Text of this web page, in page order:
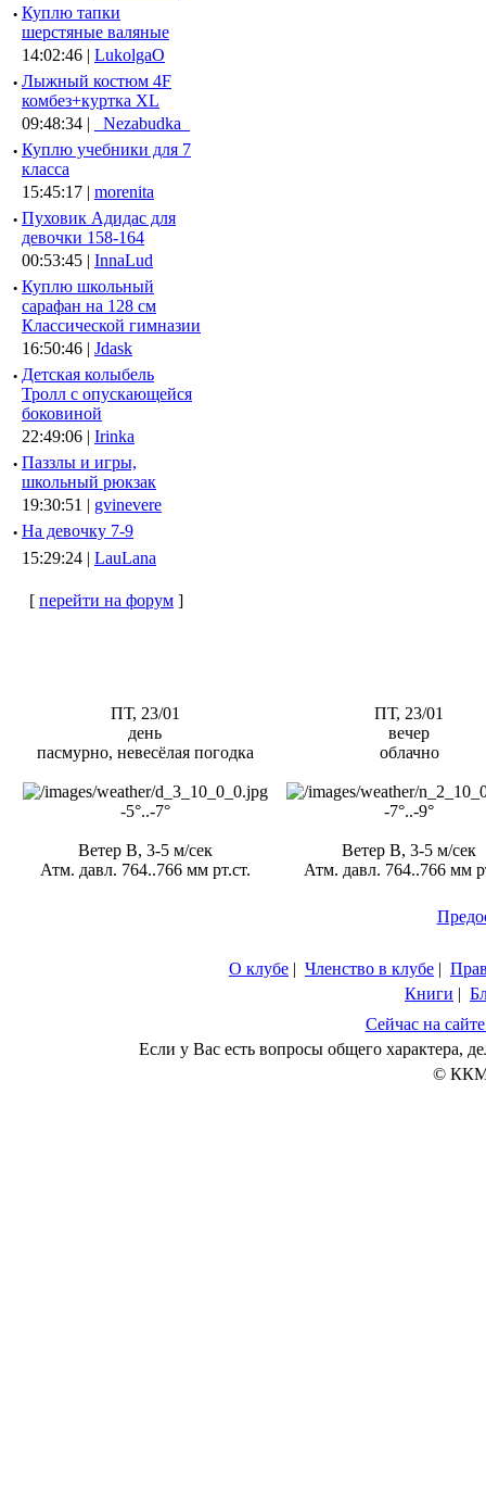
· Куплю тапки
шерстяные валяные
14:02:46 | LukolgaO
· Лыжный костюм 4F
комбез+куртка XL
09:48:34 |
_Nezabudka_
· Куплю учебники для 7
класса
15:45:17 | morenita
· Пуховик Адидас для
девочки 158-164
00:53:45 | InnaLud
· Куплю школьный
сарафан на 128 см
Классической гимназии
16:50:46 | Jdask
· Детская колыбель
Тролл с опускающейся
боковиной
22:49:06 | Irinka
· Паззлы и игры,
школьный рюкзак
19:30:51 | gvinevere
· Hа девочку 7-9
15:29:24 | LauLana
[ перейти на форум ]
ПТ, 23/01
день
пасмурно, невесёлая погодка
-5°..-7°
Ветер В, 3-5 м/сек
Атм. давл. 764..766 мм рт.ст.
ПТ, 23/01
вечер
облачно
-7°..-9°
Ветер В, 3-5 м/сек
Атм. давл. 764..766 мм
О клубе | Членство в клубе |
Книги |
Сейчас на
Если у Вас есть вопросы общего характера,
© ККМ